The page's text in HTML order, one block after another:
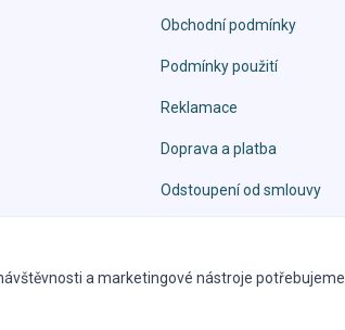
Obchodní podmínky
Podmínky použití
Reklamace
Doprava a platba
Odstoupení od smlouvy
vlastnictvím byNET group one, s.r.o.
a marketingové nástroje potřebujeme